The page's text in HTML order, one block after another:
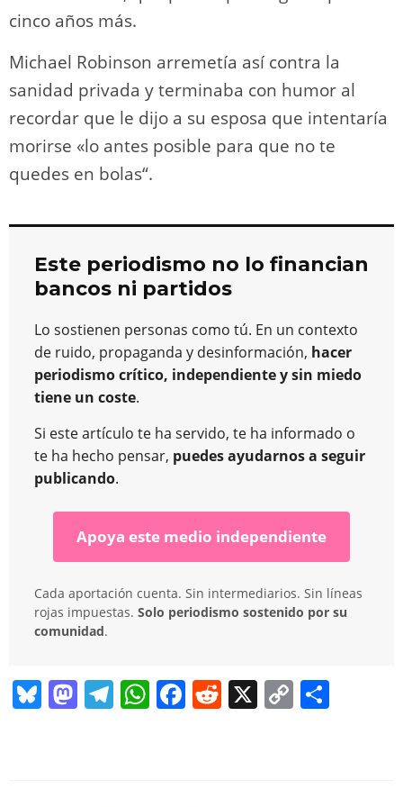
cinco años más.
Michael Robinson arremetía así contra la
sanidad privada y terminaba con humor al
recordar que le dijo a su esposa que intentaría
morirse «lo antes posible para que no te
quedes en bolas“.
Este periodismo no lo financian
bancos ni partidos
Lo sostienen personas como tú. En un contexto
de ruido, propaganda y desinformación, hacer
periodismo crítico, independiente y sin miedo
tiene un coste.
Si este artículo te ha servido, te ha informado o
te ha hecho pensar, puedes ayudarnos a seguir
publicando.
Apoya este medio independiente
Cada aportación cuenta. Sin intermediarios. Sin líneas
rojas impuestas. Solo periodismo sostenido por su
comunidad.
Bl M T
W F
R
X
C